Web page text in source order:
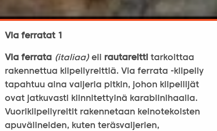
Via ferratat 1
Via ferrata (italiaa)eli rautareitti tarkoittaa
rakennettua kiipeilyreittiä. Via ferrata -kiipeily
tapahtuu aina vaijeria pitkin, johon kiipeilijät
ovat jatkuvasti kiinnitettyinä karabiinihaalla.
Vuorikiipeilyreitit rakennetaan keinotekoisten
apuvälineiden, kuten teräsvaijerien,